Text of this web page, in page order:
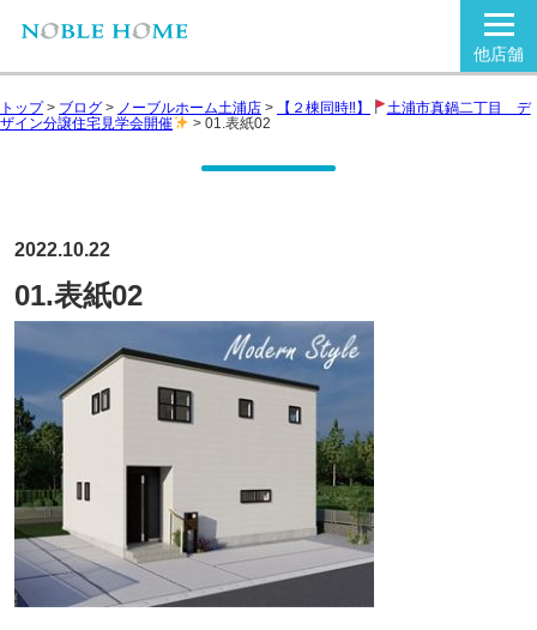
他店舗
トップ> ブログ > ノーブルホーム土浦店 > 【２棟同時‼】
土浦市真鍋二丁目 デ
ザイン分譲住宅見学会開催
> 01.表紙02
2022.10.22
01.表紙02